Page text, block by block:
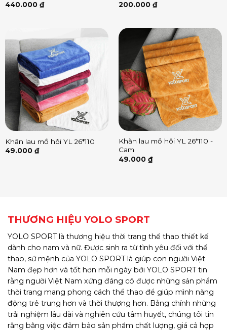
440.000 ₫
200.000 ₫
Khăn lau mồ hôi YL 26*110
49.000 ₫
Khăn lau mồ hôi YL 26*110 -
Cam
49.000 ₫
THƯƠNG HIỆU YOLO SPORT
YOLO SPORT là thương hiệu thời trang thể thao thiết kế
dành cho nam và nữ. Được sinh ra từ tình yêu đối với thể
thao, sứ mệnh của YOLO SPORT là giúp con người Việt
Nam đẹp hơn và tốt hơn mỗi ngày bởi YOLO SPORT tin
rằng người Việt Nam xứng đáng có được những sản phẩm
thời trang mang phong cách thể thao để giúp mình năng
động trẻ trung hơn và thời thượng hơn. Bằng chính những
trải nghiệm lâu dài và nghiên cứu tâm huyết, chúng tôi tin
rằng bằng việc đảm bảo sản phẩm chất lượng, giá cả hợp